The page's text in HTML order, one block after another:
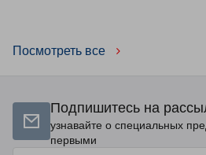
Посмотреть все
Подпишитесь на
узнавайте о специальных
первыми